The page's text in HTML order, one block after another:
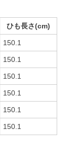
ひも長さ(cm)
150.1
150.1
150.1
150.1
150.1
150.1